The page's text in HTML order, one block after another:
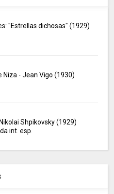
"Estrellas dichosas" (1929)
Niza - Jean Vigo (1930)
Shpikovsky (1929)
int. esp.